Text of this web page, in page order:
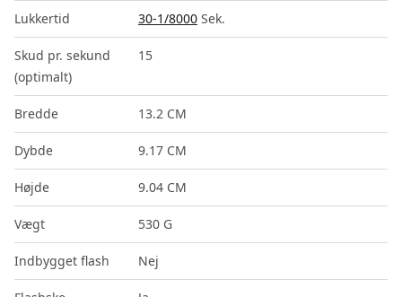
Lukkertid 30-1/8000 Sek.
Skud pr. sekund
(optimalt)
15
Bredde 13.2 CM
Dybde 9.17 CM
Højde 9.04 CM
Vægt 530 G
Indbygget flash Nej